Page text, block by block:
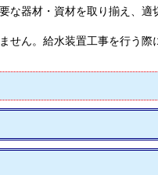
な器材・資材を取り揃え、適
せん。給水装置工事を行う際